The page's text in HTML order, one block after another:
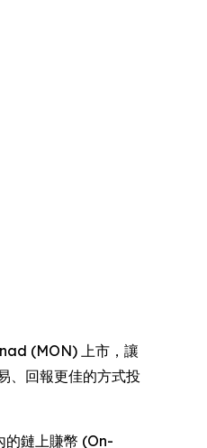
(MON) 上市，讓
、回報更佳的方式投
的鏈上賺幣 (On-